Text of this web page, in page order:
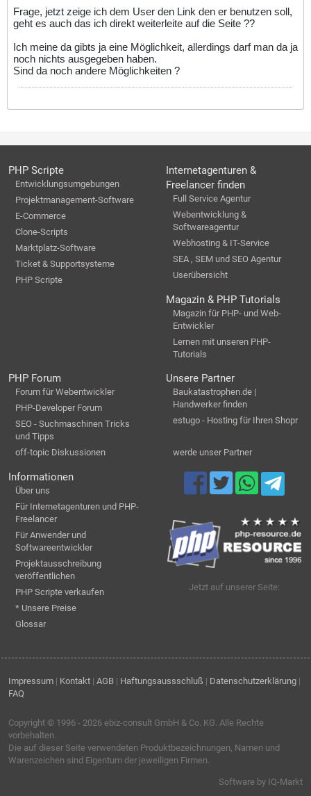
Frage, jetzt zeige ich dem User den Link den er benutzen soll,
geht es auch das ich direkt weiterleite auf die Seite ??
Ich meine da gibts ja eine Möglichkeit, allerdings darf man da ja
noch nichts ausgegeben haben.
Sind da noch andere Möglichkeiten ?
PHP Scripte
Entwicklungsumgebungen
Projektmanagement-Software
E-Commerce
Clone-Scripts
Marktplatz-Software
Ticket & Supportsysteme
PHP Scripte
Internetagenturen &
Freelancer finden
Full Service Agentur
Webentwicklung &
Softwareagentur
Webhosting & IT-Service
SEA , SEM und SEO Agentur
Userübersicht
Magazin & PHP Tutorials
Magazin für PHP- und Web-
Entwickler
Lernen mit unseren PHP-
Tutorials
PHP Forum
Forum für Webentwickler
PHP-Developer Forum
SEO - Suchmaschinen Tricks
und Tipps
off-topic Diskussionen
Unsere Partner
Baukatastrophen.de |
Handwerker finden
estugo - Hosting für Ihren Shopr
werde unser Partner
Informationen
Über uns
Für Internetagenturen und PHP-
Freelancer
Für Anwender und
Softwareentwickler
Projektausschreibung
veröffentlichen
PHP Scripte verkaufen
* Unsere Preise
Glossar
Jetzt auf unserer Seite:
Impressum | Kontakt | AGB | Haftungsaussschluß | Datenschutzerklärung |
FAQ
Copyright © 1996 - 2026 ebiz-consult GmbH & Co. KG. Alle Rechte
vorbehalten.
Die auf dieser Seite verwendeten Produktbezeichnungen, Namen und
Warenzeichen sind Eigentum der jeweiligen Firmen.
Software by IQ-Markt